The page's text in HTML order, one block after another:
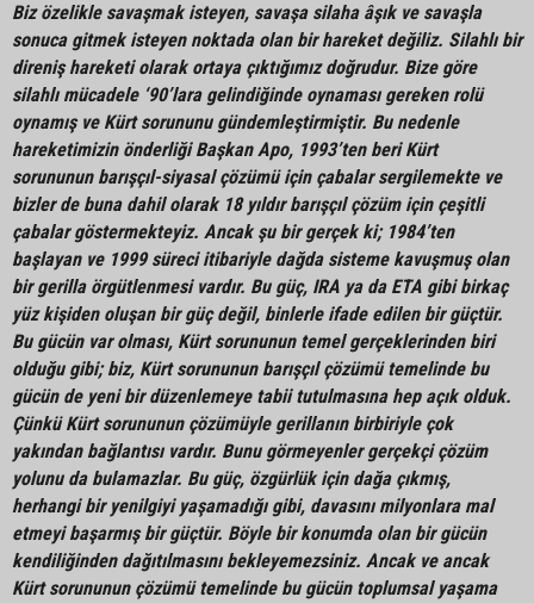
Biz özelikle savaşmak isteyen, savaşa silaha âşık ve savaşla
sonuca gitmek isteyen noktada olan bir hareket değiliz. Silahlı bir
direniş hareketi olarak ortaya çıktığımız doğrudur. Bize göre
silahlı mücadele ‘90’lara gelindiğinde oynaması gereken rolü
oynamış ve Kürt sorununu gündemleştirmiştir. Bu nedenle
hareketimizin önderliği Başkan Apo, 1993’ten beri Kürt
sorununun barışçıl-siyasal çözümü için çabalar sergilemekte ve
bizler de buna dahil olarak 18 yıldır barışçıl çözüm için çeşitli
çabalar göstermekteyiz. Ancak şu bir gerçek ki; 1984’ten
başlayan ve 1999 süreci itibariyle dağda sisteme kavuşmuş olan
bir gerilla örgütlenmesi vardır. Bu güç, IRA ya da ETA gibi birkaç
yüz kişiden oluşan bir güç değil, binlerle ifade edilen bir güçtür.
Bu gücün var olması, Kürt sorununun temel gerçeklerinden biri
olduğu gibi; biz, Kürt sorununun barışçıl çözümü temelinde bu
gücün de yeni bir düzenlemeye tabii tutulmasına hep açık olduk.
Çünkü Kürt sorununun çözümüyle gerillanın birbiriyle çok
yakından bağlantısı vardır. Bunu görmeyenler gerçekçi çözüm
yolunu da bulamazlar. Bu güç, özgürlük için dağa çıkmış,
herhangi bir yenilgiyi yaşamadığı gibi, davasını milyonlara mal
etmeyi başarmış bir güçtür. Böyle bir konumda olan bir gücün
kendiliğinden dağıtılmasını bekleyemezsiniz. Ancak ve ancak
Kürt sorununun çözümü temelinde bu gücün toplumsal yaşama